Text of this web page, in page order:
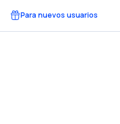
Para nuevos usuarios